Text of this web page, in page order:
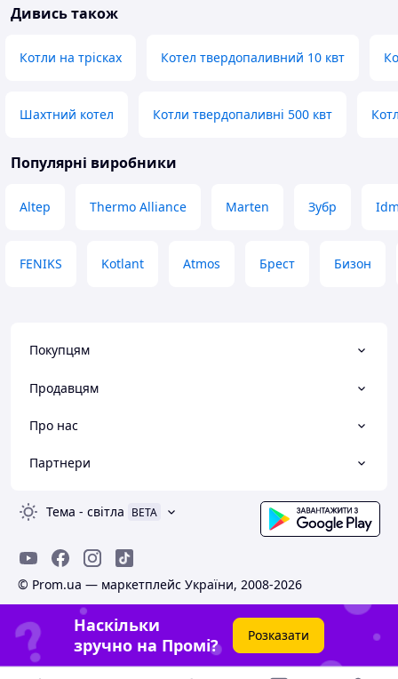
Дивись також
Котли на трісках Котел твердопаливний 10 квт
Шахтний котел Котли твердопаливні 500 квт
Популярні виробники
Altep Thermo Alliance Marten Зубр
FENIKS Kotlant Atmos Брест Бизон
Покупцям
Продавцям
Про нас
Партнери
Тема - світла BETA
© Prom.ua — маркетплейс України, 2008-2026
Наскільки
зручно на Промі?
Розказати